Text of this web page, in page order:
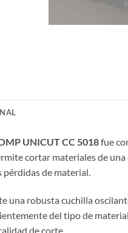
UNICUT CC 5018fue
cortar materiales de
de material.
una robusta cuchilla
del tipo de
de corte.